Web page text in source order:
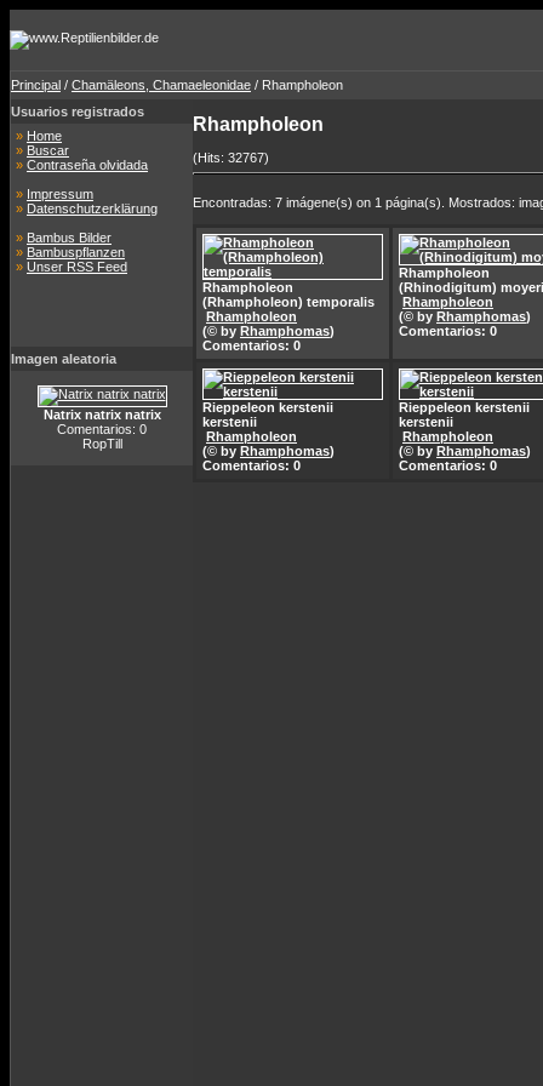
Principal / Chamäleons, Chamaeleonidae / Rhampholeon
Usuarios registrados
» Home
» Buscar
» Contraseña olvidada
» Impressum
» Datenschutzerklärung
» Bambus Bilder
» Bambuspflanzen
» Unser RSS Feed
Imagen aleatoria
Natrix natrix natrix
Comentarios: 0
RopTill
Rhampholeon
(Hits: 32767)
Encontradas: 7 imágene(s) on 1 página(s). Mostrados:
Rhampholeon
(Rhampholeon) temporalis
Rhampholeon
(© by Rhamphomas)
Comentarios: 0
Rhampholeon
(Rhinodigitum) moyeri
Rhampholeon
(© by Rhamphomas)
Comentarios: 0
Rieppeleon kerstenii
kerstenii
Rhampholeon
(© by Rhamphomas)
Comentarios: 0
Rieppeleon kerstenii
kerstenii
Rhampholeon
(© by Rhamphomas)
Comentarios: 0